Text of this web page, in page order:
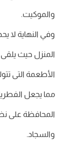
والموكيت.
وفي النهاية لا
المنزل حيث
الأطعمة التى
مما يجعل
المحافظة على
والسجاد.